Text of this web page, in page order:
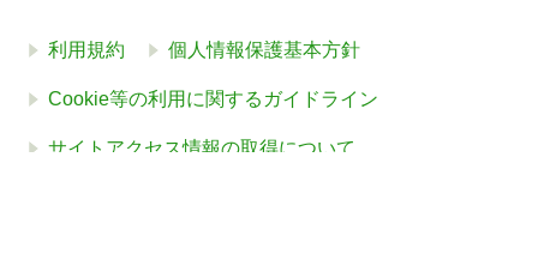
利用規約 個人情報保護基本方針
Cookie等の利用に関するガイドライン
サイトアクセス情報の取得について